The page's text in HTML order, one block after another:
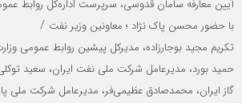
آیین معارفه سامان قدوسی، سرپرست اداره‌کل روابط
با حضور محسن پاک نژاد ؛ معاونین وزیر نفت /
تکریم مجید بوجارزاده، مدیرکل پیشین روابط عمومی
حمید بورد، مدیرعامل شرکت ملی نفت ایران، سعید
گاز ایران، محمدصادق عظیمی‌فر، مدیرعامل شرکت